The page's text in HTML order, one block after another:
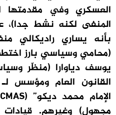
العسكري وفي مقدمتها
المنفى لكنه نشط جدا)،
بأنه يساري راديكالي
(محامي وسياسي بارز
يوسف دياوارا (منظّر
القانون العام ومؤسس
مجهول) وغيرهم.